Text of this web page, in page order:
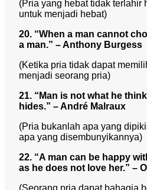
(Pria yang hebat tidak terlahir
untuk menjadi hebat)
20. “When a man cannot
a man.” – Anthony Burgess
(Ketika pria tidak dapat
menjadi seorang pria)
21. “Man is not what he
hides.” – André Malraux
(Pria bukanlah apa yang
apa yang disembunyikannya)
22. “A man can be happy
as he does not love her.” –